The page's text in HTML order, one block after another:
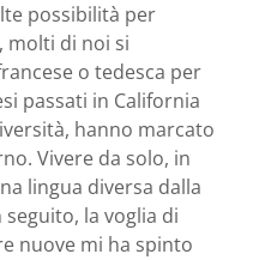
possibilità per
molti di noi si
o tedesca per
passati in California
hanno marcato
Vivere da solo, in
lingua diversa dalla
la voglia di
nuove mi ha spinto